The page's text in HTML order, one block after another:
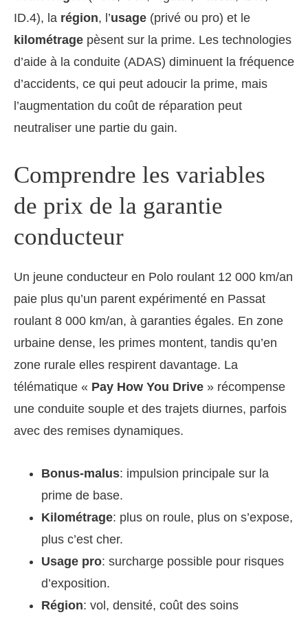
ID.4), la région, l’usage (privé ou pro) et le
kilométrage pèsent sur la prime. Les technologies
d’aide à la conduite (ADAS) diminuent la fréquence
d’accidents, ce qui peut adoucir la prime, mais
l’augmentation du coût de réparation peut
neutraliser une partie du gain.
Comprendre les variables
de prix de la garantie
conducteur
Un jeune conducteur en Polo roulant 12 000 km/an
paie plus qu’un parent expérimenté en Passat
roulant 8 000 km/an, à garanties égales. En zone
urbaine dense, les primes montent, tandis qu’en
zone rurale elles respirent davantage. La
télématique « Pay How You Drive » récompense
une conduite souple et des trajets diurnes, parfois
avec des remises dynamiques.
Bonus-malus: impulsion principale sur la
prime de base.
Kilométrage: plus on roule, plus on s’expose,
plus c’est cher.
Usage pro: surcharge possible pour risques
d’exposition.
Région: vol, densité, coût des soins